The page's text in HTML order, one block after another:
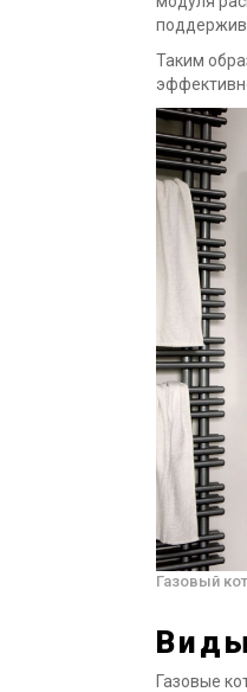
Таким
Газовый
Газовые